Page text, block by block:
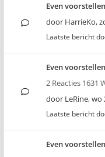
Even voorstellen
door HarrieKo,
Laatste bericht
Even
2 Reacties 1631
door LeRine,wo
Laatste bericht
Even